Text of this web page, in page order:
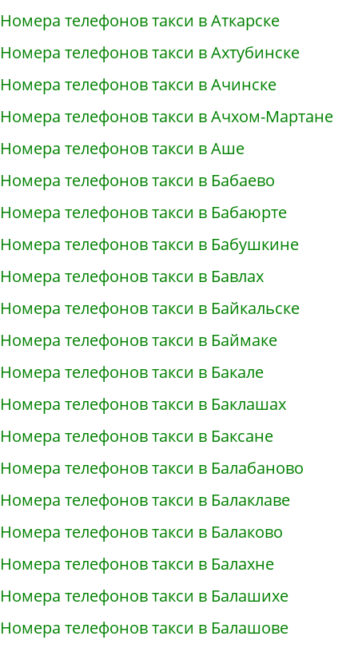
Номера телефонов такси в Аткарске
Номера телефонов такси в Ахтубинске
Номера телефонов такси в Ачинске
Номера телефонов такси в Ачхом-Мартане
Номера телефонов такси в Аше
Номера телефонов такси в Бабаево
Номера телефонов такси в Бабаюрте
Номера телефонов такси в Бабушкине
Номера телефонов такси в Бавлах
Номера телефонов такси в Байкальске
Номера телефонов такси в Баймаке
Номера телефонов такси в Бакале
Номера телефонов такси в Баклашах
Номера телефонов такси в Баксане
Номера телефонов такси в Балабаново
Номера телефонов такси в Балаклаве
Номера телефонов такси в Балаково
Номера телефонов такси в Балахне
Номера телефонов такси в Балашихе
Номера телефонов такси в Балашове